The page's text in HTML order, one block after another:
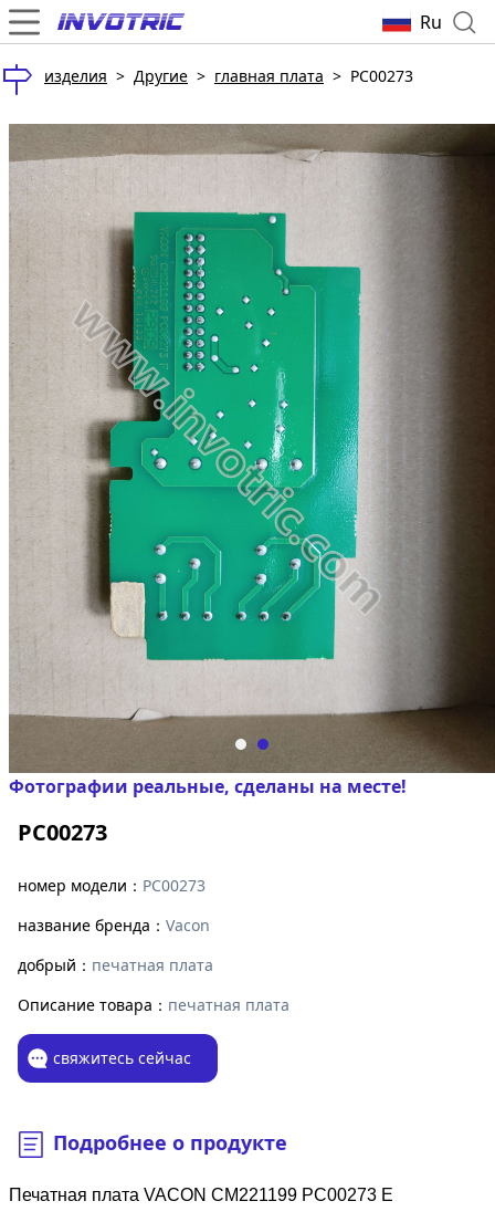
Ru
изделия > Другие > главная плата > PC00273
Фотографии реальные, сделаны на месте!
PC00273
номер модели： PC00273
название бренда： Vacon
добрый： печатная плата
Описание товара： печатная плата
свяжитесь сейчас
Подробнее о продукте
Печатная плата VACON CM221199 PC00273 E